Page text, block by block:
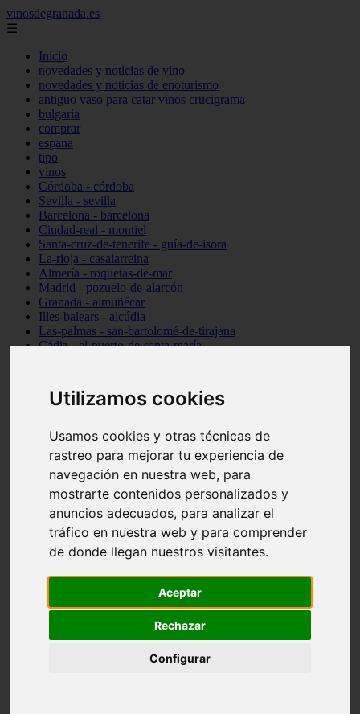
Utilizamos cookies
Usamos cookies y otras técnicas de
rastreo para mejorar tu experiencia de
navegación en nuestra web, para
mostrarte contenidos personalizados y
anuncios adecuados, para analizar el
tráfico en nuestra web y para comprender
de donde llegan nuestros visitantes.
Aceptar
Rechazar
Configurar
vinosdegranada.es
☰
Inicio
novedades y noticias de vino
novedades y noticias de enoturismo
antiguo vaso para catar vinos crucigrama
bulgaria
comprar
espana
tipo
vinos
Córdoba - córdoba
Sevilla - sevilla
Barcelona - barcelona
Ciudad-real - montiel
Santa-cruz-de-tenerife - guía-de-isora
La-rioja - casalarreina
Almería - roquetas-de-mar
Madrid - pozuelo-de-alarcón
Granada - almuñécar
Illes-balears - alcúdia
Las-palmas - san-bartolomé-de-tirajana
Cádiz - el-puerto-de-santa-maría
Santa-cruz-de-tenerife - los-llanos-de-aridane
Cantabria - suances
Granada - monachil
Huesca - isábena
Huesca - alquézar
Huesca - castejón-de-sos
Sevilla - marinaleda
Córdoba - almedinilla
Navarra - zangoza
Cantabria - arenas-de-iguña
Barcelona - la-pobla-de-lillet
Las-palmas - yaiza
Valladolid - fuensaldaña